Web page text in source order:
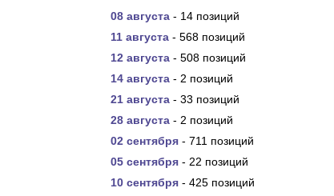
08 августа - 14 позиций
11 августа - 568 позиций
12 августа - 508 позиций
14 августа - 2 позиций
21 августа - 33 позиций
28 августа - 2 позиций
02 сентября - 711 позиций
05 сентября - 22 позиций
10 сентября - 425 позиций